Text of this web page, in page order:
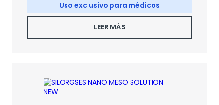
Uso exclusivo para médicos
LEER MÁS